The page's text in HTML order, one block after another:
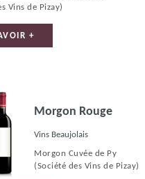
Vins de Pizay)
+
Morgon Rouge
Vins Beaujolais
Morgon Cuvée de Py
(Société des Vins de Pizay)